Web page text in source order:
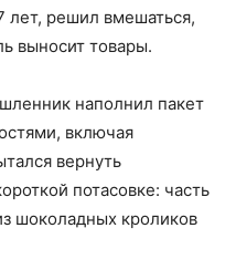
лет, решил вмешаться,
выносит товары.
наполнил пакет
включая
вернуть
потасовке: часть
шоколадных кроликов